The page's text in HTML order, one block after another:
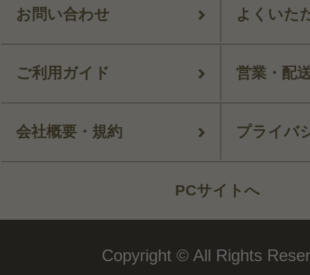
お問い合わせ よくいた
ご利用ガイド 営業・配
会社概要・規約 プライバ
PCサイトへ
Copyright © All Rights